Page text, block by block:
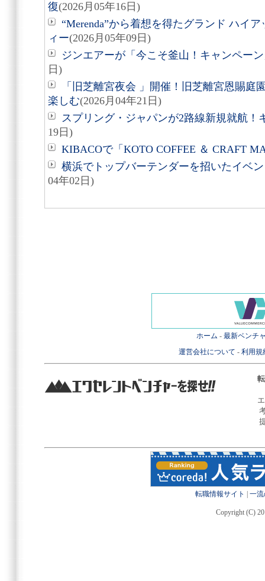
復(2026月05年16日)
“Merenda”から着想を得たグランド ハイ
ィー(2026月05年09日)
ジンエアーが「今こそ釜山！キャンペー
日)
「旧芝離宮夜会 」開催！旧芝離宮恩賜庭
楽しむ(2026月04年21日)
スプリング・ジャパンが2路線新規就航！
19日)
KIBACOで「KOTO COFFEE ＆ CRAFT
横浜でトップバーテンダーを招いたイベ
04年02日)
ホーム - 最新ベンチ
運営会社について - 利用規
転職情報サイト 一
Copyright (C)